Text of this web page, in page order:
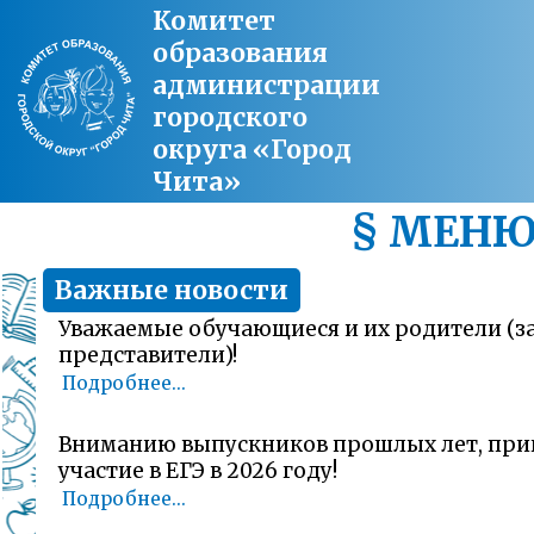
Комитет
образования
администрации
городского
округа «Город
Чита»
§
Важные новости
Уважаемые обучающиеся и их родители
представители)!
Подробнее...
Вниманию выпускников прошлых лет,
участие в ЕГЭ в 2026 году!
Подробнее...